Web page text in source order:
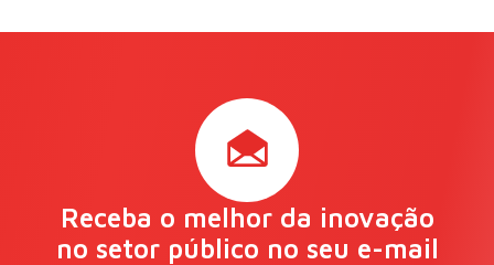
Receba o melhor da inovação
no setor público no seu e-mail